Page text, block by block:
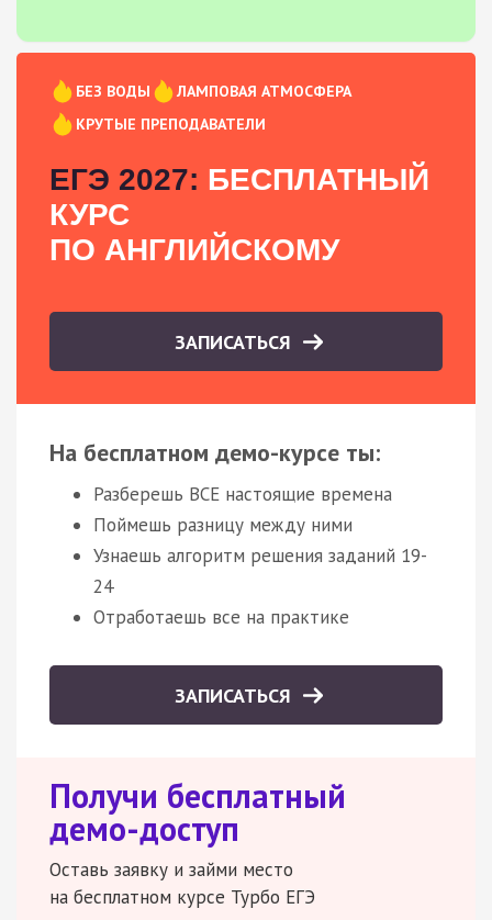
БЕЗ ВОДЫ
ЛАМПОВАЯ АТМОСФЕРА
КРУТЫЕ ПРЕПОДАВАТЕЛИ
ЕГЭ 2027: БЕСПЛАТНЫЙ
КУРС
ПО АНГЛИЙСКОМУ
ЗАПИСАТЬСЯ
На бесплатном демо-курсе ты:
Разберешь ВСЕ настоящие времена
Поймешь разницу между ними
Узнаешь алгоритм решения заданий 19-
24
Отработаешь все на практике
ЗАПИСАТЬСЯ
Получи бесплатный
демо-доступ
Оставь заявку и займи место
на бесплатном курсе Турбо ЕГЭ